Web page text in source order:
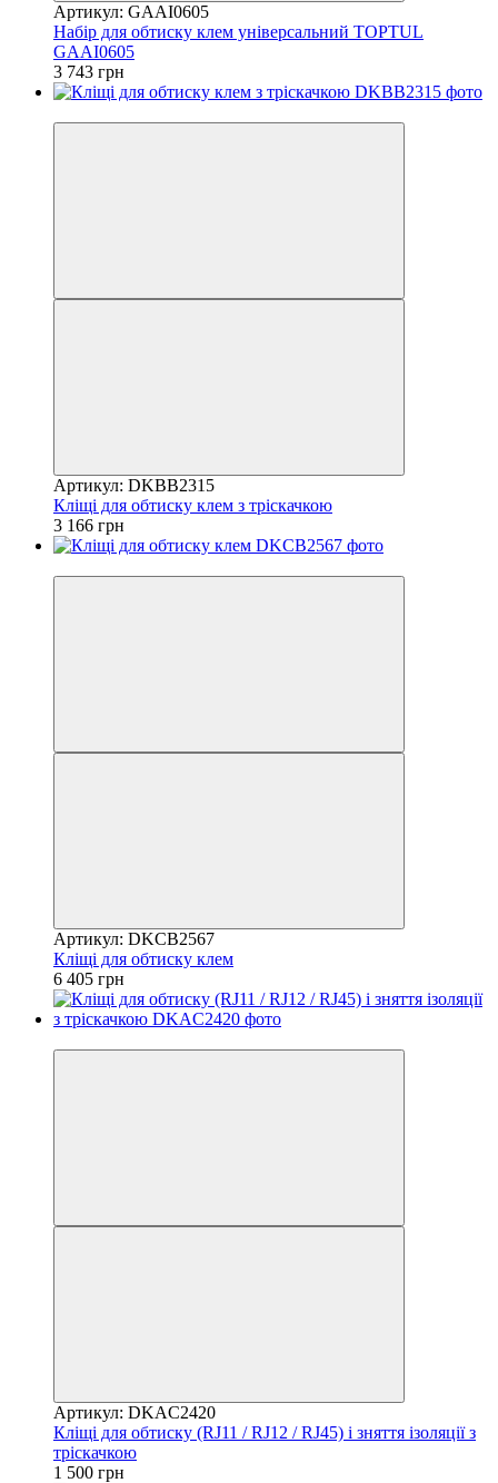
Артикул: GAAI0605
Набір для обтиску клем універсальний TOPTUL
GAAI0605
3 743 грн
Артикул: DKBB2315
Кліщі для обтиску клем з тріскачкою
3 166 грн
Артикул: DKCB2567
Кліщі для обтиску клем
6 405 грн
Артикул: DKAC2420
Кліщі для обтиску (RJ11 / RJ12 / RJ45) і зняття ізоляції з
тріскачкою
1 500 грн